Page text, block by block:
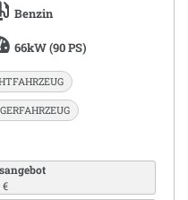
Benzin
66kW (90 PS)